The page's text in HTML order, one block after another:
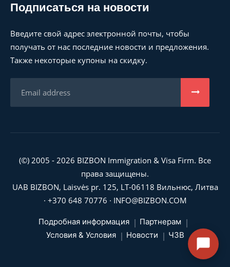
Подписаться на новости
Введите свой адрес электронной почты, чтобы
получать от нас последние новости и предложения.
Также некоторые купоны на скидку.
(©) 2005 - 2026 BIZBON Immigration & Visa Firm. Все
права защищены.
UAB BIZBON, Laisvės pr. 125, LT-06118 Вильнюс, Литва
· +370 648 70776 · INFO@BIZBON.COM
Подробная информация
Партнерам
Условия & Условия
Новости ЧЗВ